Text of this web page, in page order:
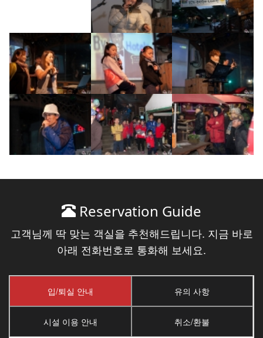
Reservation Guide
고객님께 딱 맞는 객실을 추천해드립니다. 지금 바로
아래 전화번호로 통화해 보세요.
입/퇴실 안내 유의 사항
시설 이용 안내 취소/환불